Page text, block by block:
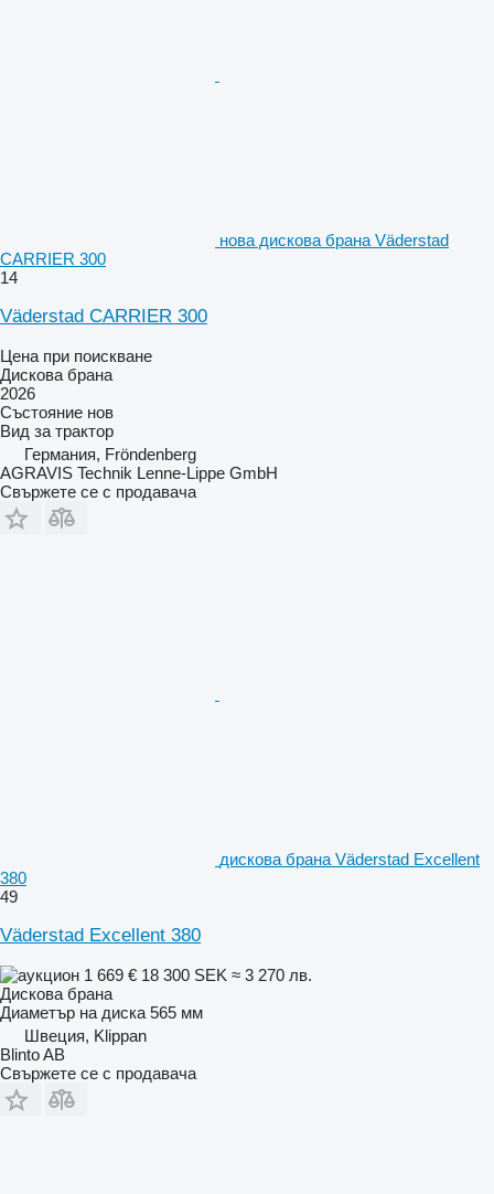
нова дискова брана Väderstad
CARRIER 300
14
Väderstad CARRIER 300
Цена при поискване
Дискова брана
2026
Състояние нов
Вид за трактор
Германия, Fröndenberg
AGRAVIS Technik Lenne-Lippe GmbH
Свържете се с продавача
дискова брана Väderstad Excellent
380
49
Väderstad Excellent 380
1 669 € 18 300 SEK ≈ 3 270 лв.
Дискова брана
Диаметър на диска 565 мм
Швеция, Klippan
Blinto AB
Свържете се с продавача